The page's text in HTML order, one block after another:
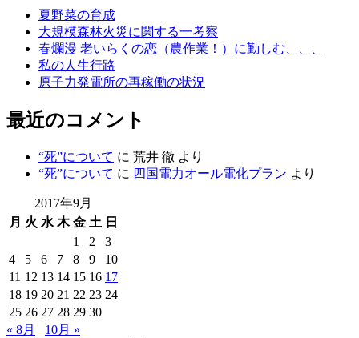
夏野菜の育成
大規模森林火災に関する一考察
春爛漫 老いらくの恋（農作業！）に勤しむ、、、
私の人生行路
原子力発電所の再稼働の状況
最近のコメント
“死”について に 荒井 徹 より
“死”について に 四国電力オール電化プラン より
2017年9月
月 火 水 木 金 土 日
1
2
3
4
5 6 7 8 9
10
11 12 13 14 15 16 17
18 19 20 21 22 23 24
25 26 27 28 29 30
« 8月
10月 »